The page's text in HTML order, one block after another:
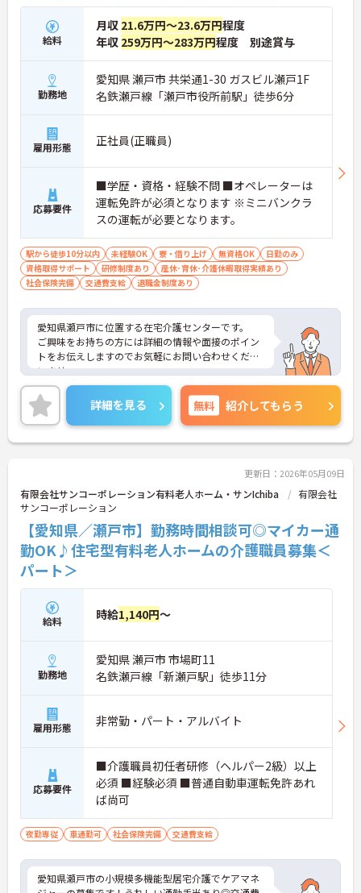
給料
月収 21.6万円～23.6万円程度
年収 259万円～283万円程度 別途賞与
勤務地
愛知県 瀬戸市 共栄通1-30 ガスビル瀬戸1F
名鉄瀬戸線「瀬戸市役所前駅」徒歩6分
雇用形態 正社員(正職員)
応募要件
■学歴・資格・経験不問 ■オペレーターは
運転免許が必須となります ※ミニバンクラ
スの運転が必要となります。
駅から徒歩10分以内 未経験OK 寮・借り上げ 無資格OK
日勤のみ
資格取得サポート
研修制度あり
産休･育休･介護休暇取得実績あり
社会保険完備
交通費支給 退職金制度あり
愛知県瀬戸市に位置する在宅介護センターです。
ご興味をお持ちの方には詳細の情報や面接のポイン
トをお伝えしますのでお気軽にお問い合わせくださ
いませ。
詳細を見る 無料 紹介してもらう
更新日：2026年05月09日
有限会社サンコーポレーション有料老人ホーム・サンIchiba
有限会社
サンコーポレーション
【愛知県／瀬戸市】勤務時間相談可◎マイカー通
勤OK♪住宅型有料老人ホームの介護職員募集＜
パート＞
給料 時給1,140円～
勤務地
愛知県 瀬戸市 市場町11
名鉄瀬戸線「新瀬戸駅」徒歩11分
雇用形態 非常勤・パート・アルバイト
応募要件
■介護職員初任者研修（ヘルパー2級）以上
必須 ■経験必須 ■普通自動車運転免許あれ
ば尚可
夜勤専従 車通勤可 社会保険完備 交通費支給
愛知県瀬戸市の小規模多機能型居宅介護でケアマネ